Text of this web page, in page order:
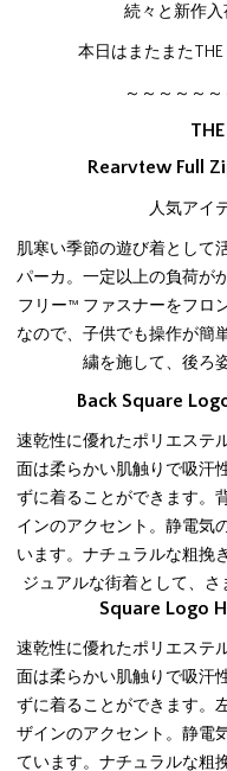
続々と新作入
本日はまたまたTHE
～～～～～
Rearvtew Full
人気アイ
肌寒い季節の遊び着として
パーカ。一定以上の負荷が
フリー™ ファスナーをフロ
なので、子供でも操作が簡
繍を施して、後ろ
Back Square
速乾性に優れたポリエステ
面は柔らかい肌触りで吸汗
ずに着ることができます。
インのアクセント。静電気
います。ナチュラルな粗挽
ジュアルな街着として、さ
Square Logo
速乾性に優れたポリエステ
面は柔らかい肌触りで吸汗
ずに着ることができます。
ザインのアクセント。静電
ています。ナチュラルな粗